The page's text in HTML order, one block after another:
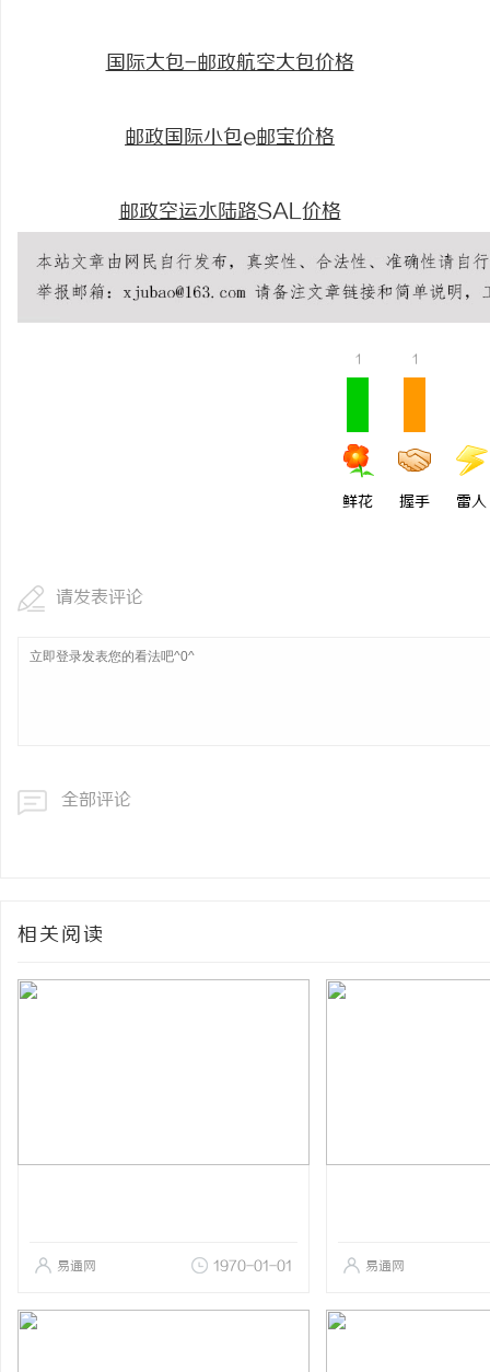
国际大包-邮政航空大包价格
邮政国际小包e邮宝价格
邮政空运水陆路SAL价格
1
鲜花
1
握手 雷人
请发表评论
全部评论
相关阅读
易通网 1970-01-01 易通网